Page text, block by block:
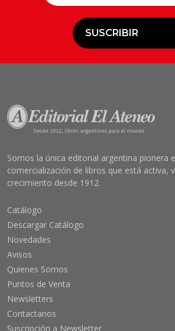
SUSCRIBIR
Somos la única editorial argentina pionera
comercialización de libros que está activa,
crecimiento desde 1912.
Catálogo
Descargar Catálogo
Novedades
Avisos
Quienes Somos
Puntos de Venta
Newsletters
Contactanos
Suscripción a Newsletter